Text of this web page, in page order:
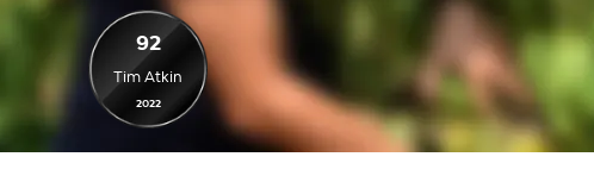
92
Tim Atkin
2022